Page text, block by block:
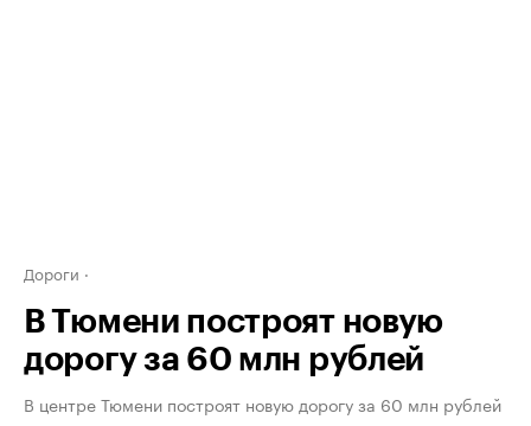
Дороги
В Тюмени построят новую
дорогу за 60 млн рублей
В центре Тюмени построят новую дорогу за 60 млн рублей